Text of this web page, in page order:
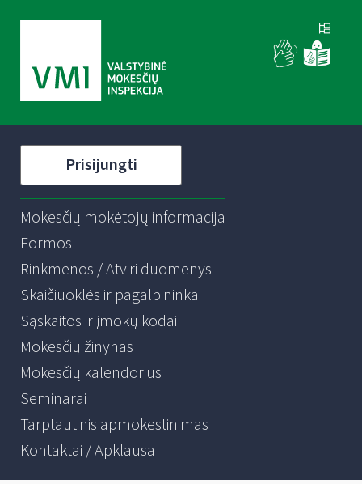
Prisijungti
Mokesčių mokėtojų informacija
Formos
Rinkmenos / Atviri duomenys
Skaičiuoklės ir pagalbininkai
Sąskaitos ir įmokų kodai
Mokesčių žinynas
Mokesčių kalendorius
Seminarai
Tarptautinis apmokestinimas
Kontaktai / Apklausa